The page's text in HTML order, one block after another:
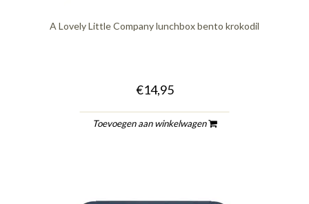
A Lovely Little Company lunchbox bento krokodil
€14,95
Toevoegen aan winkelwagen